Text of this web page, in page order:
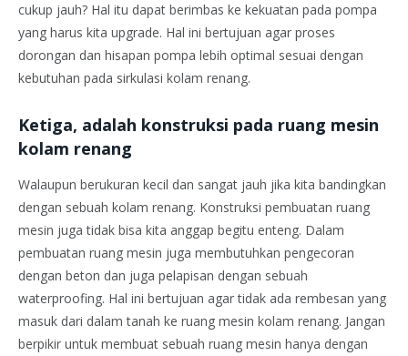
cukup jauh? Hal itu dapat berimbas ke kekuatan pada pompa
yang harus kita upgrade. Hal ini bertujuan agar proses
dorongan dan hisapan pompa lebih optimal sesuai dengan
kebutuhan pada sirkulasi kolam renang.
Ketiga, adalah konstruksi pada ruang mesin
kolam renang
Walaupun berukuran kecil dan sangat jauh jika kita bandingkan
dengan sebuah kolam renang. Konstruksi pembuatan ruang
mesin juga tidak bisa kita anggap begitu enteng. Dalam
pembuatan ruang mesin juga membutuhkan pengecoran
dengan beton dan juga pelapisan dengan sebuah
waterproofing. Hal ini bertujuan agar tidak ada rembesan yang
masuk dari dalam tanah ke ruang mesin kolam renang. Jangan
berpikir untuk membuat sebuah ruang mesin hanya dengan